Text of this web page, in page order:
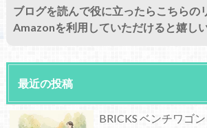
ブログを読んで役に立ったらこちらの
Amazonを利用していただけると嬉し
最近の投稿
BRICKS ベンチワゴ